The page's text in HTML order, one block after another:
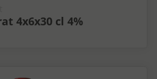
4x6x30 cl 4%